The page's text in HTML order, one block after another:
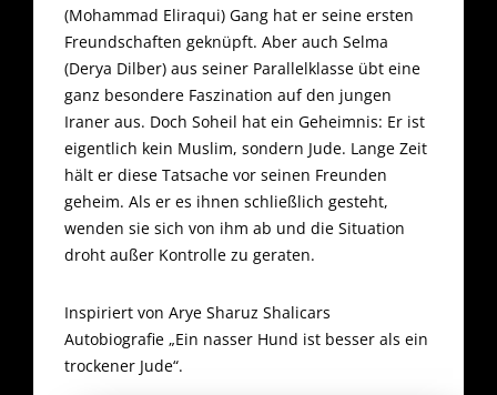
(Mohammad Eliraqui) Gang hat er seine ersten
Freundschaften geknüpft. Aber auch Selma
(Derya Dilber) aus seiner Parallelklasse übt eine
ganz besondere Faszination auf den jungen
Iraner aus. Doch Soheil hat ein Geheimnis: Er ist
eigentlich kein Muslim, sondern Jude. Lange Zeit
hält er diese Tatsache vor seinen Freunden
geheim. Als er es ihnen schließlich gesteht,
wenden sie sich von ihm ab und die Situation
droht außer Kontrolle zu geraten.
Inspiriert von Arye Sharuz Shalicars
Autobiografie „Ein nasser Hund ist besser als ein
trockener Jude“.